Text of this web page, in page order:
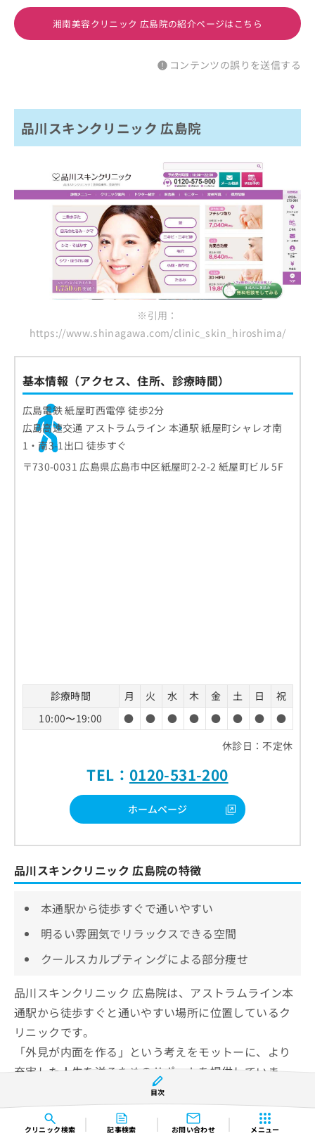
クリニック検索 記事検索 お問い合わせ メニュー
湘南美容クリニック 広島院の紹介ページはこちら
コンテンツの誤りを送信する
品川スキンクリニック 広島院
※引用：
https://www.shinagawa.com/clinic_skin_hiroshima/
基本情報（アクセス、住所、診療時間）
広島電鉄 紙屋町西電停 徒歩2分
広島高速交通 アストラムライン 本通駅 紙屋町シャレオ南
1・南3-1出口 徒歩すぐ
〒730-0031 広島県広島市中区紙屋町2-2-2 紙屋町ビル 5F
診療時間 月 火 水 木 金 土 日
祝
10:00〜19:00
● ● ● ● ● ● ●
●
休診日：不定休
TEL： 0120-531-200
ホームページ
品川スキンクリニック 広島院の特徴
本通駅から徒歩すぐで通いやすい
明るい雰囲気でリラックスできる空間
クールスカルプティングによる部分痩せ
品川スキンクリニック 広島院は、アストラムライン本
通駅から徒歩すぐと通いやすい場所に位置しているク
リニックです。
「外見が内面を作る」という考えをモットーに、より
充実した人生を送るためのサポートを提供していま
また、クリニック内は気軽に相談できるよう明るくリ
目次